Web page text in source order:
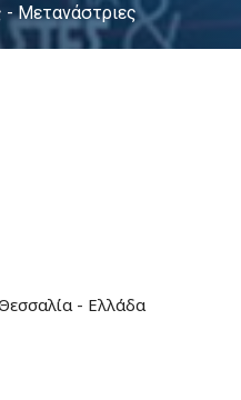
- Μετανάστριες
- Ελλάδα